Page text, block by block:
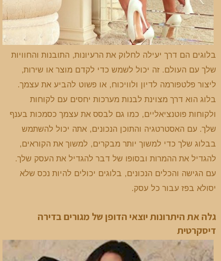
בלוגים הם דרך יעילה לחלוק את הרעיונות, התובנות והחוויות
שלך עם העולם. זה יכול לשמש כדי לקדם מוצר או שירות,
ליצור פלטפורמה לדיון ולוויכוח, או פשוט להביע את עצמך.
בלוג הוא דרך מצוינת לבנות מערכות יחסים עם לקוחות
ולקוחות פוטנציאליים, כמו גם לבסס את עצמך כסמכות בענף
שלך. עם האסטרטגיה והתוכן הנכונים, אתה יכול להשתמש
בבלוג שלך כדי למשוך יותר מבקרים, למשוך את הקוראים,
להגדיל את ההמרות ובסופו של דבר להגדיל את העסק שלך.
עם הגישה והכלים הנכונים, בלוגים יכולים להיות נכס שלא
יסולא בפז עבור כל עסק.
גלה את היתרונות יוצאי הדופן של מגורים בדירה
דיסקרטית